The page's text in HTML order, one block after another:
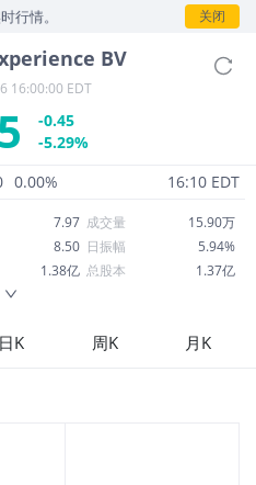
行情。 关闭
BV
16:00:00 EDT
-0.45
-5.29%
0.00% 16:10 EDT
7.97 成交量
15.90万
8.50 日振幅
5.94%
1.38亿 总股本
1.37亿
市盈率
2.12
日K 周K 月K